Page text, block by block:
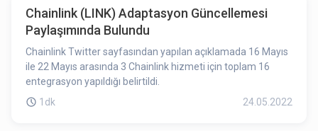
Chainlink (LINK) Adaptasyon Güncellemesi
Paylaşımında Bulundu
Chainlink Twitter sayfasından yapılan açıklamada 16 Mayıs
ile 22 Mayıs arasında 3 Chainlink hizmeti için toplam 16
entegrasyon yapıldığı belirtildi.
1dk
24.05.2022